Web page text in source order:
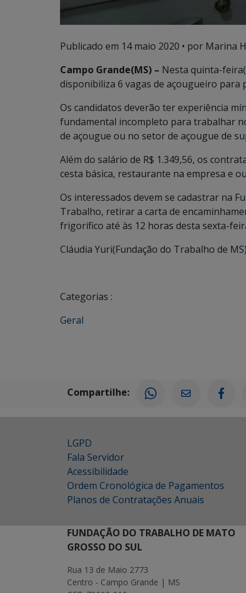
Publicado em 14 maio 2020 • por Marina
Campo Grande(MS) – Nesta quinta-
disponibiliza 6 vagas de açougueiro para
Os candidatos deverão ter experiência
fundamental incompleto para trabalhar
de açougue ou no setor de açougue de
Além do salário de R$ 1.349,56, os
cesta básica, restaurante na empresa e
Os interessados devem se cadastrar na
Trabalho, retirar a carta de
frigorífico até às 12 horas desta sexta-
Cláudia Yuri(Fundação do Trabalho de MS)
Categorias :
Geral
Compartilhe:
LGPD
Fala Servidor
Acessibilidade
Ordem Cronológica de Pagamentos
Planos de Contratações Anuais
FUNDAÇÃO DO TRABALHO DE MATO
GROSSO DO SUL
Rua 13 de Maio 2773
Centro - Campo Grande | MS